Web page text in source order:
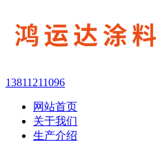
13811211096
网站首页
关于我们
生产介绍